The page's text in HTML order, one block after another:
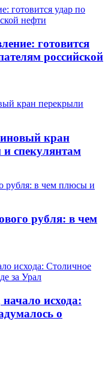
готовится
российской
кран
спекулянтам
рубля: в чем
исхода:
о